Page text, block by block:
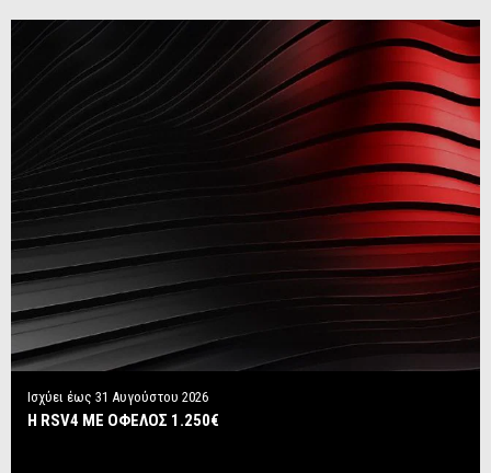
Ισχύει έως 31 Αυγούστου 2026
Η RSV4 ΜΕ ΟΦΕΛΟΣ 1.250€